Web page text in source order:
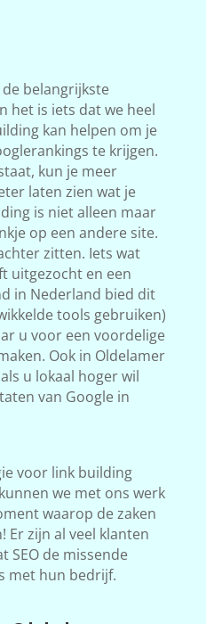
belangrijkste
het is iets dat we heel
kan helpen om je
te krijgen.
kun je meer
laten zien wat je
is niet alleen maar
op een andere site.
zitten. Iets wat
uitgezocht en een
in Nederland bied dit
tools gebruiken)
u voor een voordelige
Ook in Oldelamer
u lokaal hoger wil
van Google in
voor link building
we met ons werk
waarop de zaken
Er zijn al veel klanten
SEO de missende
met hun bedrijf.